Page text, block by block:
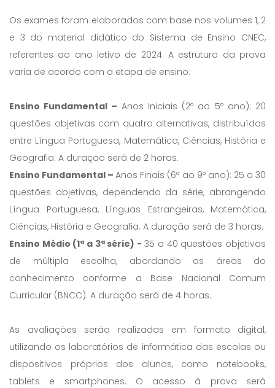
Os exames foram elaborados com base nos volumes 1, 2
e 3 do material didático do Sistema de Ensino CNEC,
referentes ao ano letivo de 2024. A estrutura da prova
varia de acordo com a etapa de ensino:
Ensino Fundamental – Anos Iniciais (2º ao 5º ano): 20
questões objetivas com quatro alternativas, distribuídas
entre Língua Portuguesa, Matemática, Ciências, História e
Geografia. A duração será de 2 horas.
Ensino Fundamental –Anos Finais (6º ao 9º ano): 25 a 30
questões objetivas, dependendo da série, abrangendo
Língua Portuguesa, Línguas Estrangeiras, Matemática,
Ciências, História e Geografia. A duração será de 3 horas.
Ensino Médio (1ª a 3ª série) - 35 a 40 questões objetivas
de múltipla escolha, abordando as áreas do
conhecimento conforme a Base Nacional Comum
Curricular (BNCC). A duração será de 4 horas.
As avaliações serão realizadas em formato digital,
utilizando os laboratórios de informática das escolas ou
dispositivos próprios dos alunos, como notebooks,
tablets e smartphones. O acesso à prova será